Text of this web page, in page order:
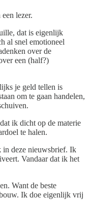
lezer.
dat is eigenlijk
al snel emotioneel
over de
een (half?)
je geld tellen is
om te gaan handelen,
ik dicht op de materie
te halen.
in deze nieuwsbrief. Ik
Vandaar dat ik het
Want de beste
Ik doe eigenlijk vrij